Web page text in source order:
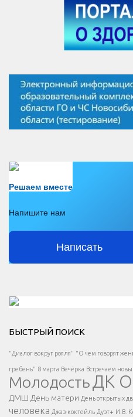
Решаем вместе
Напишите нам
Написать
Есть вопрос?
Напишите нам
</span >
</div >
БЫСТРЫЙ ПОИСК
"Диалог вокруг рояля" "О чем говорят
гребень" 8 марта Вечёрка Встречаем
МолодостьДК
ДМШ День матери День открытых
человека Джаз-коктейль Дуэт+ И.В.